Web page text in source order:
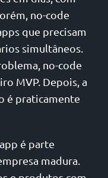
no-code
que precisam
simultâneos.
no-code
MVP. Depois, a
é praticamente
é parte
madura.